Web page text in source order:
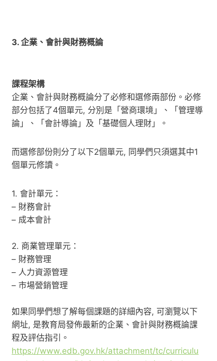
3. 企業、會計與財務概論
課程架構
企業、會計與財務概論分了必修和選修兩部份。必修
部分包括了4個單元, 分別是「營商環境」、「管理導
論」、「會計導論」及「基礎個人理財」。
而選修部份則分了以下2個單元, 同學們只須選其中1
個單元修讀。
1. 會計單元：
– 財務會計
– 成本會計
2. 商業管理單元：
– 財務管理
– 人力資源管理
– 市場營銷管理
如果同學們想了解每個課題的詳細內容, 可瀏覽以下
網址, 是教育局發佈最新的企業、會計與財務概論課
程及評估指引。
https://www.edb.gov.hk/attachment/tc/curriculu